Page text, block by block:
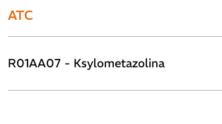
ATC
R01AA07 - Ksylometazolina